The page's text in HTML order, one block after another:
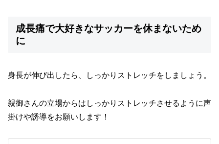
成長痛で大好きなサッカーを休まないため
に
身長が伸び出したら、しっかりストレッチをしましょう。
親御さんの立場からはしっかりストレッチさせるように声
掛けや誘導をお願いします！